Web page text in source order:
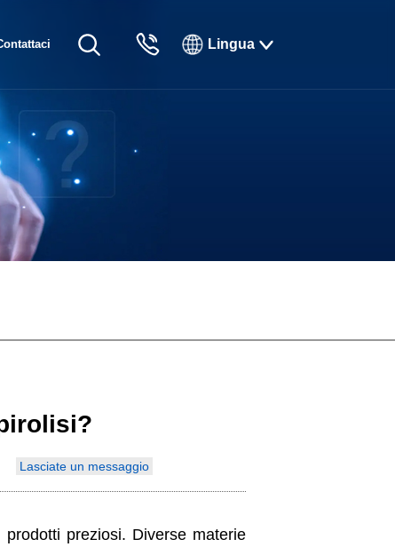
Lingua
Lasciate un messaggio
preziosi. Diverse materie